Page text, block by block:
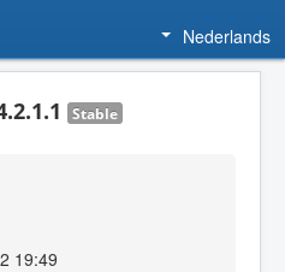
Nederlands
Stable
19:49